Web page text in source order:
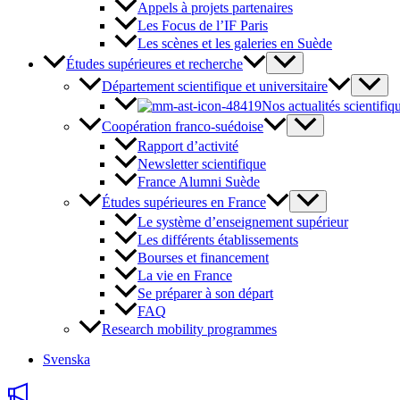
Appels à projets partenaires
Les Focus de l’IF Paris
Les scènes et les galeries en Suède
Études supérieures et recherche
Département scientifique et universitaire
Nos actualités
Coopération franco-suédoise
Rapport d’activité
Newsletter scientifique
France Alumni Suède
Études supérieures en France
Le système d’enseignement supérieur
Les différents établissements
Bourses et financement
La vie en France
Se préparer à son départ
FAQ
Research mobility programmes
Svenska